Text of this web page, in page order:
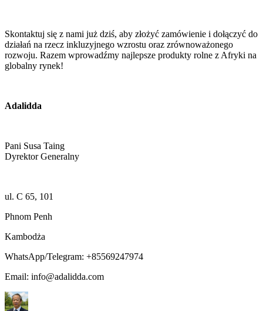
Skontaktuj się z nami już dziś, aby złożyć zamówienie i dołączyć do
działań na rzecz inkluzyjnego wzrostu oraz zrównoważonego
rozwoju. Razem wprowadźmy najlepsze produkty rolne z Afryki na
globalny rynek!
Adalidda
Pani Susa Taing
Dyrektor Generalny
ul. C 65, 101
Phnom Penh
Kambodża
WhatsApp/Telegram: +85569247974
Email: info@adalidda.com